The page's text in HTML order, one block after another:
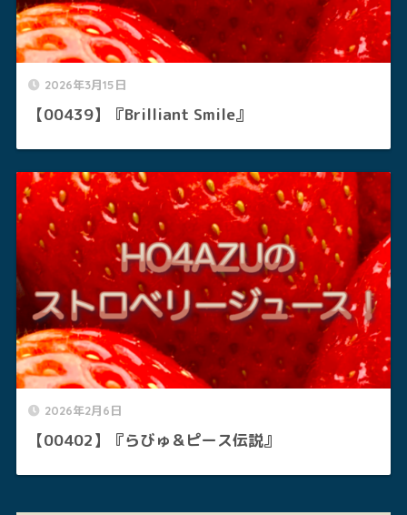
2026年3月15日
【00439】『Brilliant Smile』
2026年2月6日
【00402】『らびゅ＆ピース伝説』